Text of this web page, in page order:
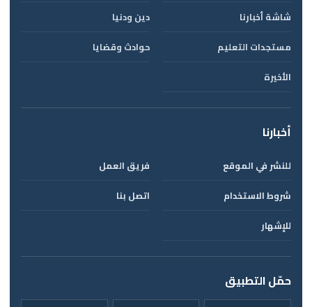
شاشة أخبارنا
دين ودنيا
مستجدات التعليم
حوادث وقضايا
الأخيرة
أخبارنا
للنشر في الموقع
فريق العمل
شروط الاستخدام
اتصل بنا
للإشهار
حمّل التطبيق